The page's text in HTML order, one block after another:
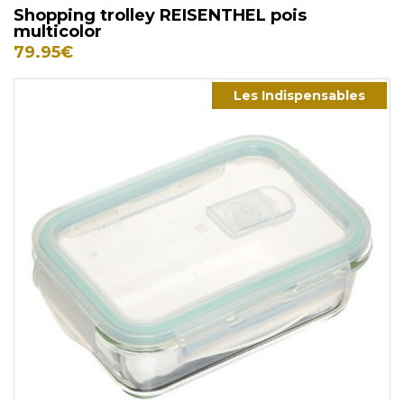
Shopping trolley REISENTHEL pois
multicolor
79.95€
Les Indispensables